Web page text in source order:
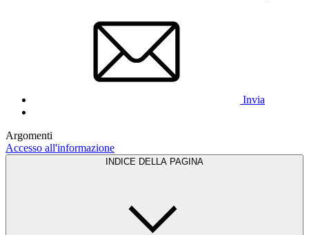
Invia
Argomenti
Accesso all'informazione
INDICE DELLA PAGINA